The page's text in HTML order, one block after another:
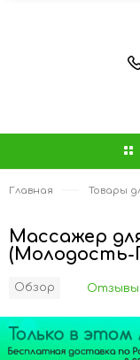
Главная Товары
Массажер
Обзор Отзывы